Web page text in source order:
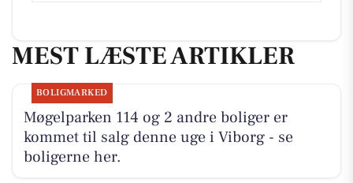
MEST LÆSTE ARTIKLER
BOLIGMARKED
Møgelparken 114 og 2 andre boliger er
kommet til salg denne uge i Viborg - se
boligerne her.